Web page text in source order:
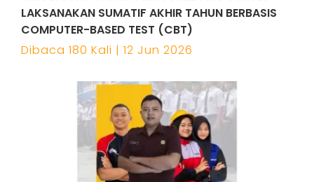
LAKSANAKAN SUMATIF AKHIR TAHUN BERBASIS
COMPUTER-BASED TEST (CBT)
Dibaca 180 Kali | 12 Jun 2026